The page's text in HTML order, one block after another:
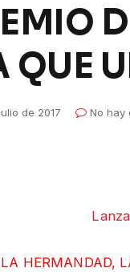
QUE
de 2017 No hay
HERMANDAD,